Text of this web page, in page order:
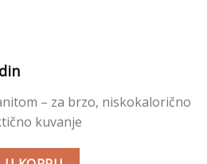
din
– za brzo, niskokalorično
kuvanje